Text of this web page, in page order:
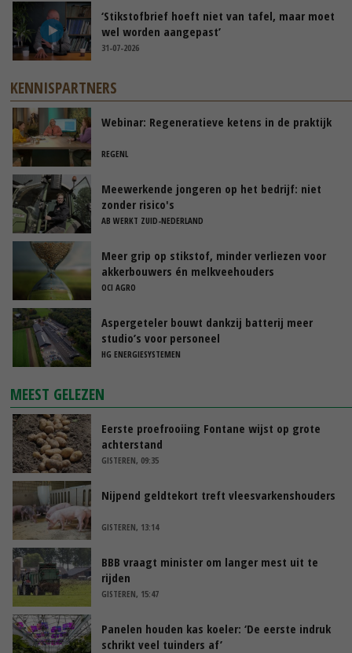
‘Stikstofbrief hoeft niet van tafel, maar moet
wel worden aangepast’
31-07-2026
KENNISPARTNERS
Webinar: Regeneratieve ketens in de praktijk
REGENL
Meewerkende jongeren op het bedrijf: niet
zonder risico's
AB WERKT ZUID-NEDERLAND
Meer grip op stikstof, minder verliezen voor
akkerbouwers én melkveehouders
OCI AGRO
Aspergeteler bouwt dankzij batterij meer
studio’s voor personeel
HG ENERGIESYSTEMEN
MEEST GELEZEN
Eerste proefrooiing Fontane wijst op grote
achterstand
GISTEREN, 09:35
Nijpend geldtekort treft vleesvarkenshouders
GISTEREN, 13:14
BBB vraagt minister om langer mest uit te
rijden
GISTEREN, 15:47
Panelen houden kas koeler: ‘De eerste indruk
schrikt veel tuinders af’